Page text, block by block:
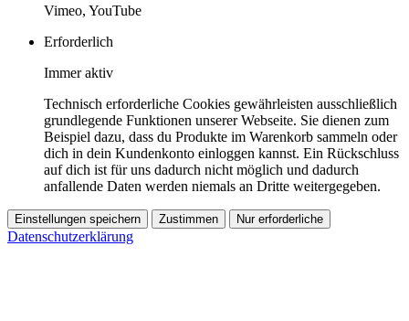
Vimeo, YouTube
Erforderlich
Immer aktiv
Technisch erforderliche Cookies gewährleisten ausschließlich
grundlegende Funktionen unserer Webseite. Sie dienen zum
Beispiel dazu, dass du Produkte im Warenkorb sammeln oder
dich in dein Kundenkonto einloggen kannst. Ein Rückschluss
auf dich ist für uns dadurch nicht möglich und dadurch
anfallende Daten werden niemals an Dritte weitergegeben.
Einstellungen speichern Zustimmen Nur erforderliche
Datenschutzerklärung